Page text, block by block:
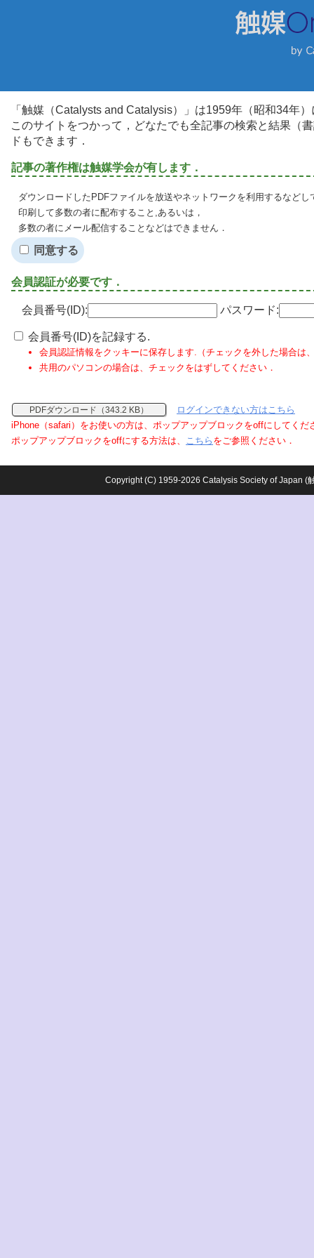
「触媒（Catalysts and Catalysis）」は1959年（昭和34年
このサイトをつかって，どなたでも全記事の検索と結果（
ドもできます．
記事の著作権は触媒学会が有します．
ダウンロードしたPDFファイルを放送やネットワークを利用するなど
印刷して多数の者に配布すること,あるいは，
多数の者にメール配信することなどはできません．
同意する
会員認証が必要です．
会員番号(ID): パスワード:
会員番号(ID)を記録する.
会員認証情報をクッキーに保存します.（チェックを外した場合は
共用のパソコンの場合は、チェックをはずしてください．
PDFダウンロード（343.2 KB）
ログインできない方はこちら
iPhone（safari）をお使いの方は、ポップアップブロックをoffにしてくだ
ポップアップブロックをoffにする方法は、 こちら をご参照ください．
Copyright (C) 1959-2026 Catalysis Society of Japan (